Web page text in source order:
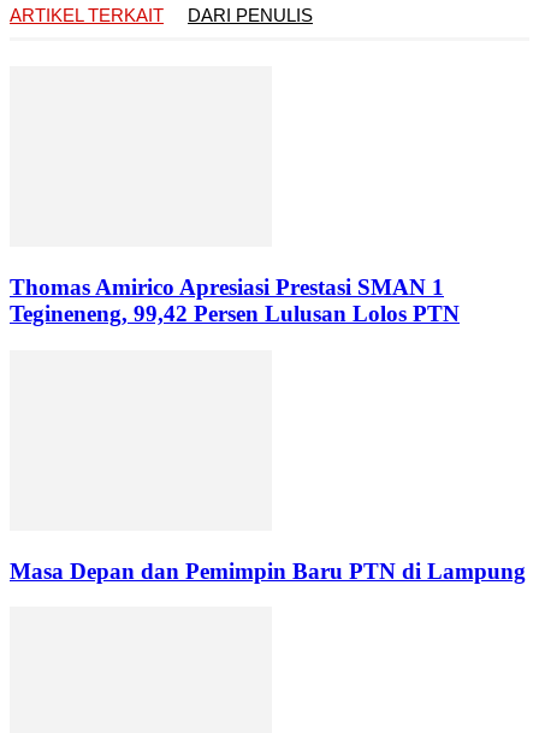
ARTIKEL TERKAIT
DARI PENULIS
Thomas Amirico Apresiasi Prestasi SMAN 1
Tegineneng, 99,42 Persen Lulusan Lolos PTN
Masa Depan dan Pemimpin Baru PTN di Lampung